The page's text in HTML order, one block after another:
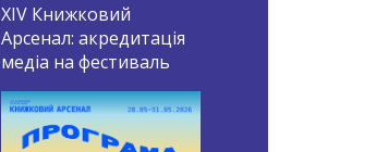
XIV Книжковий
Арсенал: акредитація
медіа на фестиваль